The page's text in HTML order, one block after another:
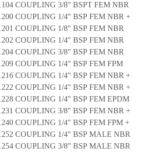
COUPLING 3/8" BSPT FEM NBR
COUPLING 1/4" BSP FEM NBR +
COUPLING 1/8" BSP FEM NBR
COUPLING 1/4" BSP FEM NBR
COUPLING 3/8" BSP FEM NBR
COUPLING 1/4" BSP FEM FPM
COUPLING 1/4" BSP FEM NBR +
COUPLING 1/4" BSP FEM NBR +
COUPLING 1/4" BSP FEM EPDM
COUPLING 3/8" BSP FEM NBR +
COUPLING 1/4" BSP FEM FPM +
COUPLING 1/4" BSP MALE NBR
COUPLING 3/8" BSP MALE NBR